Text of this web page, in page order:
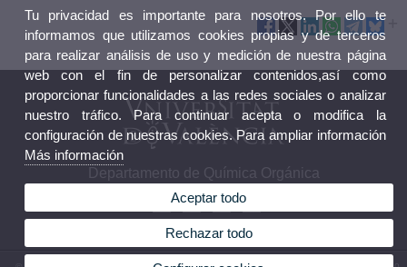
Departamento de Química Orgánica
Tu privacidad es importante para nosotros. Por ello te
informamos que utilizamos cookies propias y de terceros
para realizar análisis de uso y medición de nuestra página
web con el fin de personalizar contenidos,así como
proporcionar funcionalidades a las redes sociales o analizar
nuestro tráfico. Para continuar acepta o modifica la
configuración de nuestras cookies. Para ampliar información
Más información
Aceptar todo
Rechazar todo